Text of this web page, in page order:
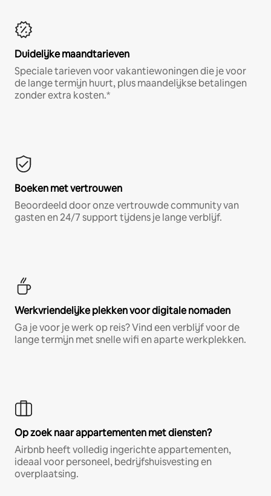
Duidelijke maandtarieven
Speciale tarieven voor vakantiewoningen die je voor
de lange termijn huurt, plus maandelijkse betalingen
zonder extra kosten.*
Boeken met vertrouwen
Beoordeeld door onze vertrouwde community van
gasten en 24/7 support tijdens je lange verblijf.
Werkvriendelijke plekken voor digitale nomaden
Ga je voor je werk op reis? Vind een verblijf voor de
lange termijn met snelle wifi en aparte werkplekken.
Op zoek naar appartementen met diensten?
Airbnb heeft volledig ingerichte appartementen,
ideaal voor personeel, bedrijfshuisvesting en
overplaatsing.